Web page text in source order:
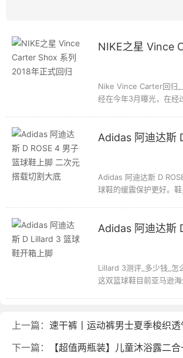
NIKE之星 Vince
Nike Vince Carter回归
经在今年3月曝光，在经
Adidas 阿迪达斯
Adidas 阿迪达斯 D
球鞋的缓震保护更好。
Adidas 阿迪达斯
Lillard 3测评_多少钱_
这双篮球鞋目前亚马逊
上一篇： 速干裤丨运动裤男士夏季梭织
下一篇：
【超值两瓶装】儿童沐浴露二